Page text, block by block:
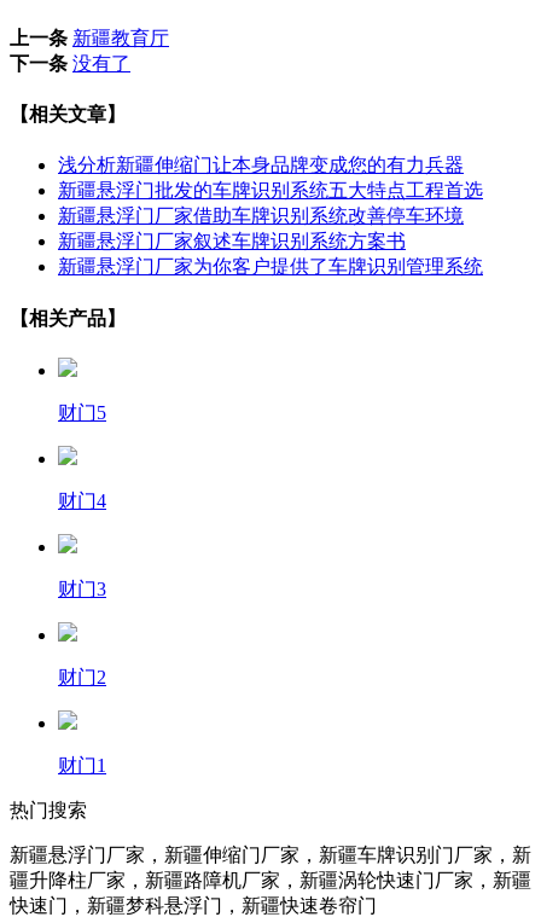
上一条 新疆教育厅
下一条 没有了
【相关文章】
浅分析新疆伸缩门让本身品牌变成您的有力兵器
新疆悬浮门批发的车牌识别系统五大特点工程首选
新疆悬浮门厂家借助车牌识别系统改善停车环境
新疆悬浮门厂家叙述车牌识别系统方案书
新疆悬浮门厂家为你客户提供了车牌识别管理系统
【相关产品】
财门5
财门4
财门3
财门2
财门1
热门搜索
新疆悬浮门厂家，新疆伸缩门厂家，新疆车牌识别门厂家，新
疆升降柱厂家 ，新疆路障机厂家 ，新疆涡轮快速门厂家 ，新疆
快速门，新疆梦科悬浮门，新疆快速卷帘门